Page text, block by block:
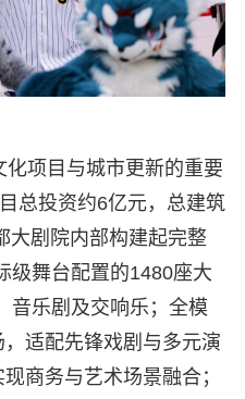
项目与城市更新的重要
总投资约6亿元，总建筑
大剧院内部构建起完整
舞台配置的1480座大
音乐剧及交响乐；全模
适配先锋戏剧与多元演
商务与艺术场景融合；